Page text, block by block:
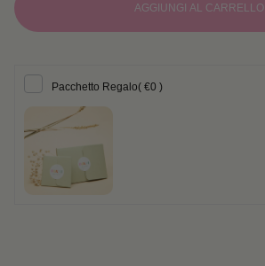
AGGIUNGI AL CARRELLO
Pacchetto Regalo( €0 )